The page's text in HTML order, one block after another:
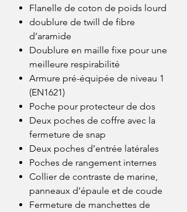
Flanelle de coton de poids lourd
doublure de twill de fibre
d’aramide
Doublure en maille fixe pour une
meilleure respirabilité
Armure pré-équipée de niveau 1
(EN1621)
Poche pour protecteur de dos
Deux poches de coffre avec la
fermeture de snap
Deux poches d’entrée latérales
Poches de rangement internes
Collier de contraste de marine,
panneaux d’épaule et de coude
Fermeture de manchettes de